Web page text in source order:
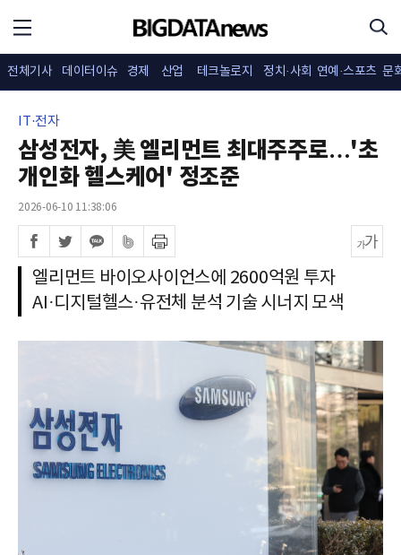
전체기사 데이터이슈 경제 산업 테크놀로지 정치·사회 연예·스포츠 문
IT·전자
삼성전자, 美 엘리먼트 최대주주로…'초
개인화 헬스케어' 정조준
2026-06-10 11:38:06
엘리먼트 바이오사이언스에 2600억원 투자
AI·디지털헬스·유전체 분석 기술 시너지 모색